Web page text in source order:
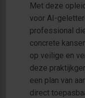
Met deze
voor AI-
professional
concrete
op veilige en
deze
een plan van
direct